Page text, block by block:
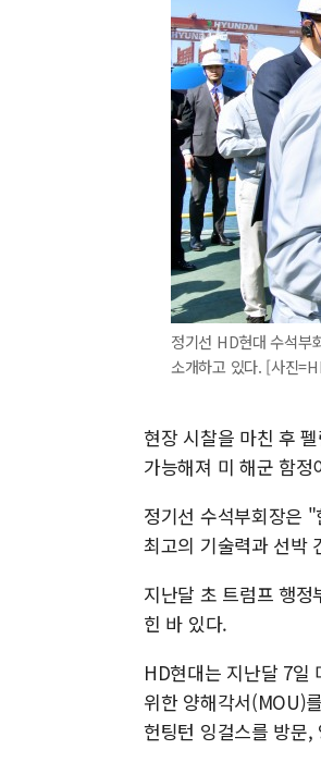
정기선 HD현대 수석부
소개하고 있다. [사진
현장 시찰을 마친 후
가능해져 미 해군 함
정기선 수석부회장은
최고의 기술력과 선박
지난달 초 트럼프 행
힌 바 있다.
HD현대는 지난달 7일
위한 양해각서(MOU)
헌팅턴 잉걸스를 방문